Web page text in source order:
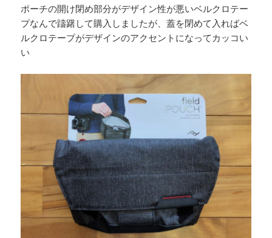
ポーチの開け閉め部分がデザイン性が悪いベルクロテー
プなんで躊躇して購入しましたが、蓋を閉めて入ればベ
ルクロテープがデザインのアクセントになってカッコい
い